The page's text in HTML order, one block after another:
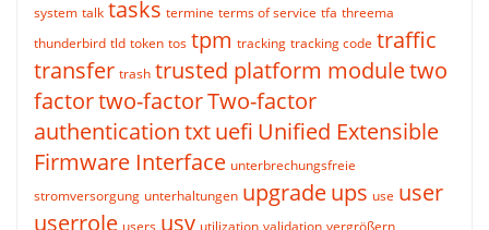
system talk tasks termine terms of service tfa threema
thunderbird tld token tos tpm tracking tracking code traffic
transfer trash trusted platform moduletwo
factortwo-factorTwo-factor
authenticationtxtuefi Unified Extensible
Firmware Interface unterbrechungsfreie
stromversorgung unterhaltungen upgradeups use user
userrole users usv utilization validation vergrößern